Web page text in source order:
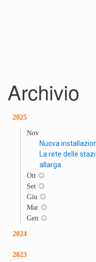
Archivio
2025
Nov
Nuova
La rete delle
allarga
Ott
Set
Giu
Mar
Gen
2024
2023